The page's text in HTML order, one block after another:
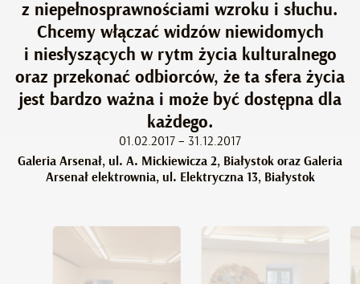
z niepełnosprawnościami wzroku i słuchu.
Chcemy włączać widzów niewidomych
i niesłyszących w rytm życia kulturalnego
oraz przekonać odbiorców, że ta sfera życia
jest bardzo ważna i może być dostępna dla
każdego.
01.02.2017 – 31.12.2017
Galeria Arsenał, ul. A. Mickiewicza 2, Białystok oraz Galeria
Arsenał elektrownia, ul. Elektryczna 13, Białystok